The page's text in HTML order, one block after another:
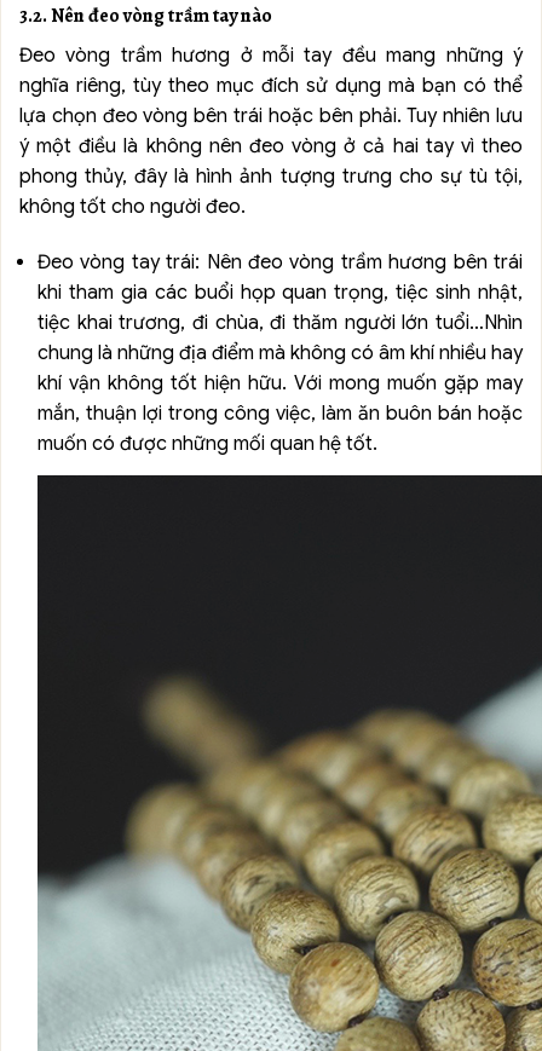
3.2. Nên đeo vòng trầm tay nào
Đeo vòng trầm hương ở mỗi tay đều mang những ý
nghĩa riêng, tùy theo mục đích sử dụng mà bạn có thể
lựa chọn đeo vòng bên trái hoặc bên phải. Tuy nhiên lưu
ý một điều là không nên đeo vòng ở cả hai tay vì theo
phong thủy, đây là hình ảnh tượng trưng cho sự tù tội,
không tốt cho người đeo.
Đeo vòng tay trái: Nên đeo vòng trầm hương bên trái
khi tham gia các buổi họp quan trọng, tiệc sinh nhật,
tiệc khai trương, đi chùa, đi thăm người lớn tuổi…Nhìn
chung là những địa điểm mà không có âm khí nhiều hay
khí vận không tốt hiện hữu. Với mong muốn gặp may
mắn, thuận lợi trong công việc, làm ăn buôn bán hoặc
muốn có được những mối quan hệ tốt.